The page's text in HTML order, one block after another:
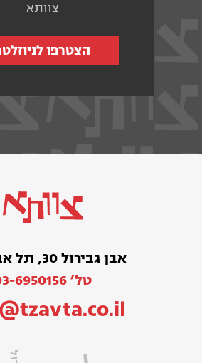
צוותא
הצטרפו
אבן גבירול 30, תל אביב יפו
טל׳ 03-6950156